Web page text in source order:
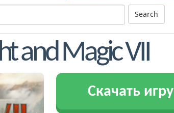
and Magic VII
Скачать игру